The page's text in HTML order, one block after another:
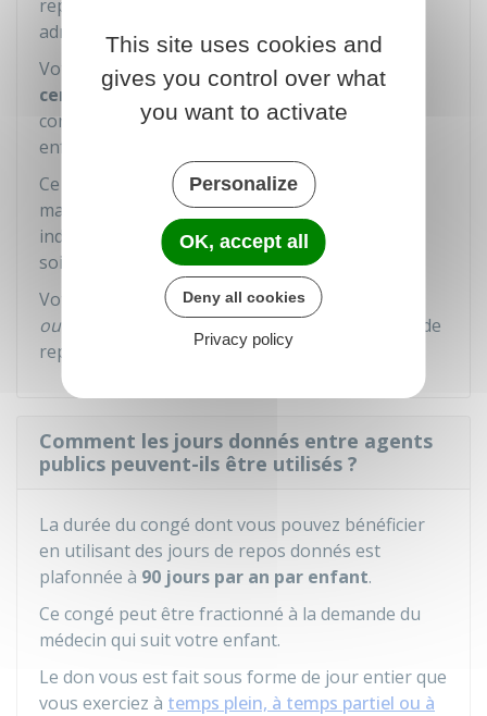
repos, vous devez en informer
administration employeur.
Votre demande doit être accompagnée d'un
certificat médical détaillé
confidentiel établi par le médecin qui suit votre
enfant.
Ce certificat atteste la particulière gravité de la
maladie, du handicap ou de l'accident rendant
indispensables une présence soutenue et des
soins contraignants auprès de l'enfant.
Votre administration employeur a 15
ouvrables
pour vous informer du don de jours de
repos.
Comment les jours donnés entre agents
publics peuvent-ils être utilisés ?
La durée du congé dont vous pouvez bénéficier
en utilisant des jours de repos donnés est
plafonnée à 90 jours par an par enfant.
Ce congé peut être fractionné à la demande du
médecin qui suit votre enfant.
Le don vous est fait sous forme de jour entier que
vous exerciez à temps plein, à temps partiel ou à
This site uses cookies and
gives you control over what
you want to activate
Personalize
OK, accept all
Deny all cookies
Privacy policy